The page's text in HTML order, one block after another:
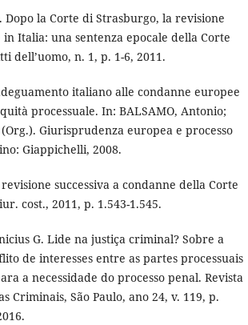
Dopo la Corte di Strasburgo, la revisione
Italia: una sentenza epocale della Corte
dell’uomo, n. 1, p. 1-6, 2011.
italiano alle condanne europee
processuale. In: BALSAMO, Antonio;
(Org.). Giurisprudenza europea e processo
Giappichelli, 2008.
successiva a condanne della Corte
cost., 2011, p. 1.543-1.545.
G. Lide na justiça criminal? Sobre a
de interesses entre as partes processuais
a necessidade do processo penal. Revista
Criminais, São Paulo, ano 24, v. 119, p.